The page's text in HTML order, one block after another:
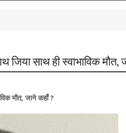
साथ ही स्वाभाविक मौत,
मौत, जाने कहाँ ?